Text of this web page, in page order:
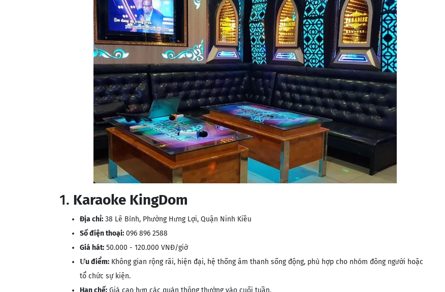
1. Karaoke KingDom
Địa chỉ: 38 Lê Bình, Phường Hưng Lợi, Quận Ninh Kiều
Số điện thoại: 096 896 2588
Giá hát: 50.000 - 120.000 VNĐ/giờ
Ưu điểm: Không gian rộng rãi, hiện đại, hệ thống âm thanh sống động, phù hợp cho nhóm đông người hoặc
tổ chức sự kiện.
Hạn chế: Giá cao hơn các quán thông thường vào cuối tuần.